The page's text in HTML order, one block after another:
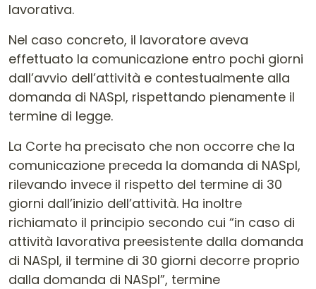
lavorativa.
Nel caso concreto, il lavoratore aveva
effettuato la comunicazione entro pochi giorni
dall’avvio dell’attività e contestualmente alla
domanda di NASpI, rispettando pienamente il
termine di legge.
La Corte ha precisato che non occorre che la
comunicazione preceda la domanda di NASpI,
rilevando invece il rispetto del termine di 30
giorni dall’inizio dell’attività. Ha inoltre
richiamato il principio secondo cui “in caso di
attività lavorativa preesistente dalla domanda
di NASpI, il termine di 30 giorni decorre proprio
dalla domanda di NASpI”, termine